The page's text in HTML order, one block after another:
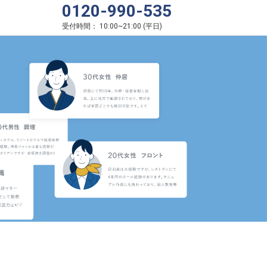
0120-990-535
受付時間： 10:00~21:00 (平日 )